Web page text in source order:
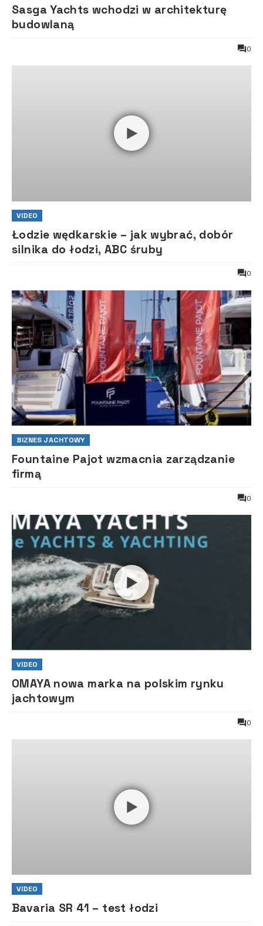
Sasga Yachts wchodzi w architekturę
budowlaną
0
VIDEO
Łodzie wędkarskie – jak wybrać, dobór
silnika do łodzi, ABC śruby
0
BIZNES JACHTOWY
Fountaine Pajot wzmacnia zarządzanie
firmą
0
VIDEO
OMAYA nowa marka na polskim rynku
jachtowym
0
VIDEO
Bavaria SR 41 – test łodzi